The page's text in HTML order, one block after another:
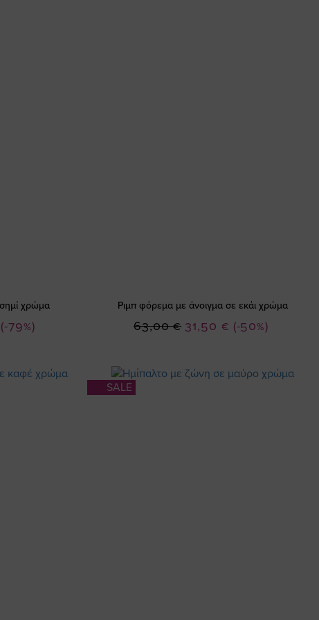
χρώμα
(-79%)
Ριμπ φόρεμα με άνοιγμα σε εκάι χρώμα
(-50%)
Ειδική
31,50 €
63,00 €
SALE